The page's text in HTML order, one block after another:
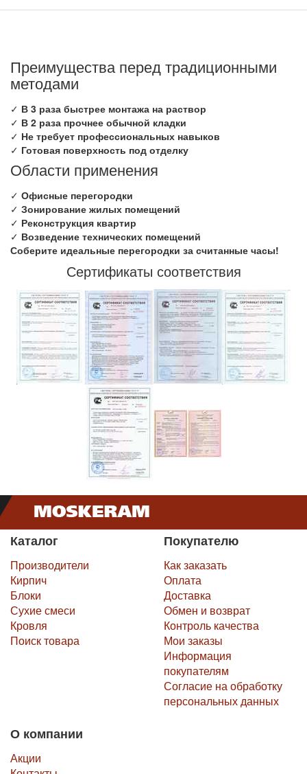
Преимущества перед традиционными
методами
✓ В 3 раза быстрее монтажа на раствор
✓ В 2 раза прочнее обычной кладки
✓ Не требует профессиональных навыков
✓ Готовая поверхность под отделку
Области применения
✓ Офисные перегородки
✓ Зонирование жилых помещений
✓ Реконструкция квартир
✓ Возведение технических помещений
Соберите идеальные перегородки за считанные часы!
Сертификаты соответствия
Каталог
Производители
Кирпич
Блоки
Сухие смеси
Кровля
Поиск товара
Покупателю
Как заказать
Оплата
Доставка
Обмен и возврат
Контроль качества
Мои заказы
Информация
покупателям
Согласие на обработку
персональных данных
О компании
Акции